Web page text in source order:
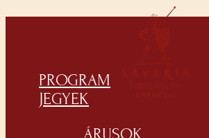
PROGRAM
JEGYEK
ÁRUSOK